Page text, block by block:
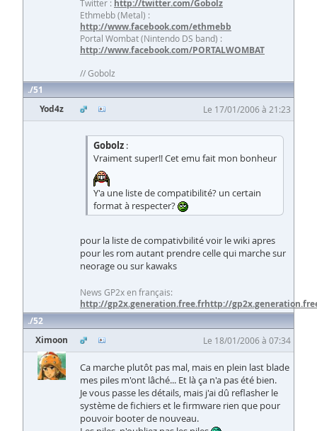
Twitter : http://twitter.com/Gobolz
Ethmebb (Metal) :
http://www.facebook.com/ethmebb
Portal Wombat (Nintendo DS band) :
http://www.facebook.com/PORTALWOMBAT
// Gobolz
51
Yod4z
Le 17/01/2006 à 21:23
Gobolz :
Vraiment super!! Cet emu fait mon bonheur
Y'a une liste de compatibilité? un certain
format à respecter?
pour la liste de compativbilité voir le wiki apres
pour les rom autant prendre celle qui marche sur
neorage ou sur kawaks
News GP2x en français:
http://gp2x.generation.free.frhttp://
52
Ximoon
Le 18/01/2006 à 07:34
Ca marche plutôt pas mal, mais en plein last blade
mes piles m'ont lâché... Et là ça n'a pas été bien.
Je vous passe les détails, mais j'ai dû reflasher le
système de fichiers et le firmware rien que pour
pouvoir booter de nouveau.